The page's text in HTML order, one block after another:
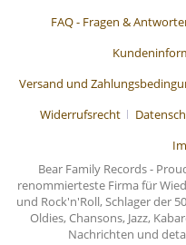
FAQ - Fragen &
Versand und
Widerrufsrecht
Bear Family Records -
renommierteste Firma für
und Rock'n'Roll, Schlager der
Oldies, Chansons, Jazz,
Nachrichten und